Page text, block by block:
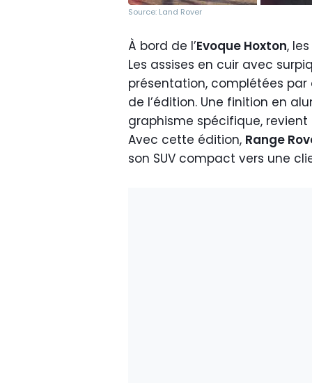
Source: Land Rover
À bord de l’Evoque Hoxton,
Les assises en cuir avec
présentation, complétées
de l’édition. Une finition en
graphisme spécifique,
Avec cette édition, Range
son SUV compact vers une